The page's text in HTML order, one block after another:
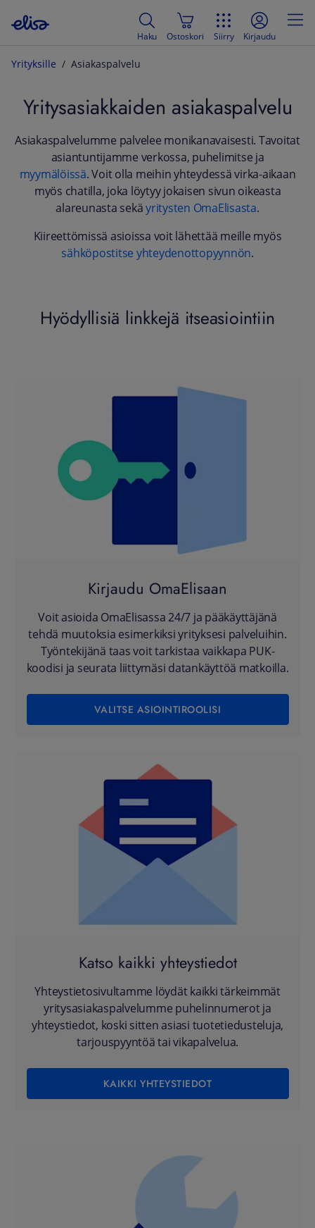
Haku Ostoskori Siirry Kirjaudu
Yrityksille Asiakaspalvelu
Yritysasiakkaiden asiakaspalvelu
Asiakaspalvelumme palvelee monikanavaisesti. Tavoitat
asiantuntijamme verkossa, puhelimitse ja
myymälöissä. Voit olla meihin yhteydessä virka-aikaan
myös chatilla, joka löytyy jokaisen sivun oikeasta
alareunasta sekäyritysten OmaElisasta.
Kiireettömissä asioissa voit lähettää meille myös
sähköpostitse yhteydenottopyynnön.
Hyödyllisiä linkkejä itseasiointiin
Kirjaudu OmaElisaan
Voit asioida OmaElisassa 24/7 ja pääkäyttäjänä
tehdä muutoksia esimerkiksi yrityksesi palveluihin.
Työntekijänä taas voit tarkistaa vaikkapa PUK-
koodisi ja seurata liittymäsi datankäyttöä matkoilla.
VALITSE ASIOINTIROOLISI
Katso kaikki yhteystiedot
Yhteystietosivultamme löydät kaikki tärkeimmät
yritysasiakaspalvelumme puhelinnumerot ja
yhteystiedot, koski sitten asiasi tuotetiedusteluja,
tarjouspyyntöä tai vikapalvelua.
KAIKKI YHTEYSTIEDOT